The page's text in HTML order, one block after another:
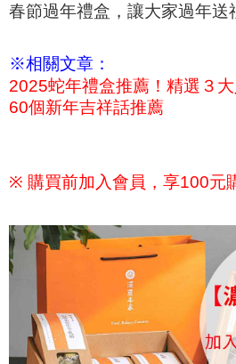
春節過年禮盒，讓大家過年送
※相關文章：
2025蛇年禮盒推薦！精選３
60個新年吉祥話推薦
※ 購買前加入會員，享100元